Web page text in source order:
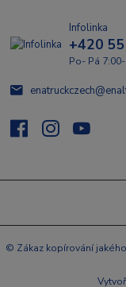
Infolinka
+420
Po- Pá
© Zákaz kopírování